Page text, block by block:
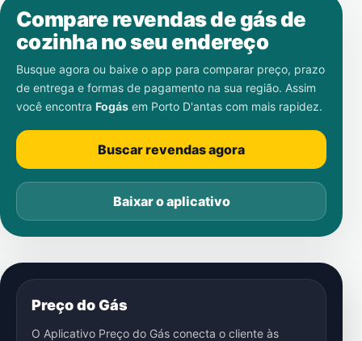
Compare revendas de gás de
cozinha no seu endereço
Busque agora ou baixe o app para comparar preço, prazo
de entrega e formas de pagamento na sua região. Assim
você encontra Fogás em Porto D'antas com mais rapidez.
Buscar revendas agora
Baixar o aplicativo
Preço do Gás
O Aplicativo Preço do Gás conecta o cliente às